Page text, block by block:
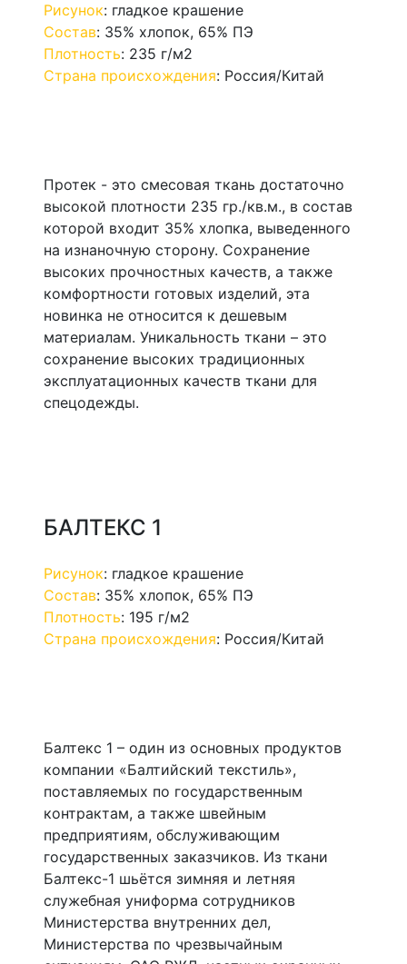
Рисунок: гладкое крашение
Состав: 35% хлопок, 65% ПЭ
Плотность: 235 г/м2
Страна происхождения: Россия/Китай
Протек - это смесовая ткань достаточно
высокой плотности 235 гр./кв.м., в состав
которой входит 35% хлопка, выведенного
на изнаночную сторону. Сохранение
высоких прочностных качеств, а также
комфортности готовых изделий, эта
новинка не относится к дешевым
материалам. Уникальность ткани – это
сохранение высоких традиционных
эксплуатационных качеств ткани для
спецодежды.
БАЛТЕКС 1
Рисунок: гладкое крашение
Состав: 35% хлопок, 65% ПЭ
Плотность: 195 г/м2
Страна происхождения: Россия/Китай
Балтекс 1 – один из основных продуктов
компании «Балтийский текстиль»,
поставляемых по государственным
контрактам, а также швейным
предприятиям, обслуживающим
государственных заказчиков. Из ткани
Балтекс-1 шьётся зимняя и летняя
служебная униформа сотрудников
Министерства внутренних дел,
Министерства по чрезвычайным